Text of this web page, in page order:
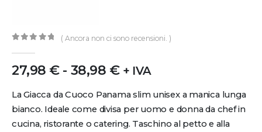
( Ancora non ci sono recensioni. )
27,98 € - 38,98 € + IVA
La Giacca da Cuoco Panama slim unisex a manica lunga
bianco. Ideale come divisa per uomo e donna da chef in
cucina, ristorante o catering. Taschino al petto e alla